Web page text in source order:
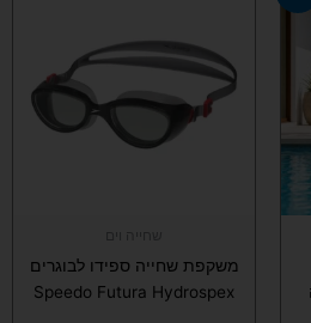
משקפת שחייה ספידו לבוגרים
Speedo Futura Hydrospex
יש
מספר
לבחור